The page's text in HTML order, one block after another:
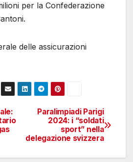
per la Confederazione
delle assicurazioni
Paralimpiadi Parigi
2024: i “soldati
sport” nella
delegazione svizzera